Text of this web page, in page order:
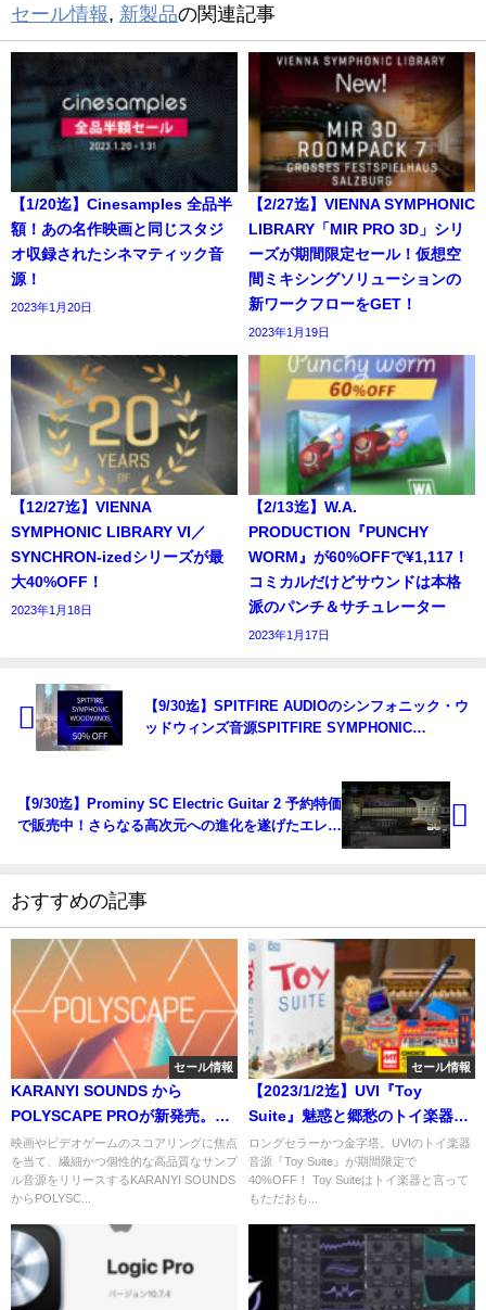
セール情報, 新製品の関連記事
【1/20迄】Cinesamples 全品半
額！あの名作映画と同じスタジ
オ収録されたシネマティック音
源！
2023年1月20日
【2/27迄】VIENNA SYMPHONIC
LIBRARY「MIR PRO 3D」シリ
ーズが期間限定セール！仮想空
間ミキシングソリューションの
新ワークフローをGET！
2023年1月19日
【12/27迄】VIENNA
SYMPHONIC LIBRARY VI／
SYNCHRON-izedシリーズが最
大40%OFF！
2023年1月18日
【2/13迄】W.A.
PRODUCTION『PUNCHY
WORM』が60%OFFで¥1,117！
コミカルだけどサウンドは本格
派のパンチ＆サチュレーター
2023年1月17日
【9/30迄】SPITFIRE AUDIOのシンフォニック・ウ
ッドウィンズ音源SPITFIRE SYMPHONIC
【9/30迄】Prominy SC Electric Guitar 2 予約特価
で販売中！さらなる高次元への進化を遂げたエレク
おすすめの記事
セール情報
KARANYI SOUNDS から
POLYSCAPE PROが新発売。80
年代~90年代のシンセパッドを再
現するKontakt音源
映画やビデオゲームのスコアリングに焦点
を当て、繊細かつ個性的な高品質なサンプ
ル音源をリリースするKARANYI SOUNDS
からPOLYSC...
セール情報
【2023/1/2迄】UVI『Toy
Suite』魅惑と郷愁のトイ楽器の
音源が40%OFF！
ロングセラーかつ金字塔。UVIのトイ楽器
音源『Toy Suite』が期間限定で
40%OFF！ Toy Suiteはトイ楽器と言って
もただおも...